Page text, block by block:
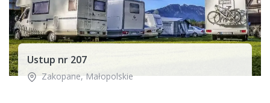
Ustup nr 207
Zakopane,Małopolskie